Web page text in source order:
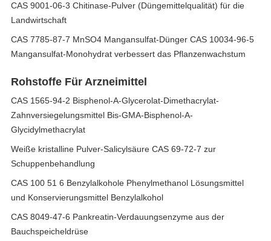
CAS 9001-06-3 Chitinase-Pulver (Düngemittelqualität) für die
Landwirtschaft
CAS 7785-87-7 MnSO4 Mangansulfat-Dünger CAS 10034-96-5
Mangansulfat-Monohydrat verbessert das Pflanzenwachstum
Rohstoffe Für Arzneimittel
CAS 1565-94-2 Bisphenol-A-Glycerolat-Dimethacrylat-
Zahnversiegelungsmittel Bis-GMA-Bisphenol-A-
Glycidylmethacrylat
Weiße kristalline Pulver-Salicylsäure CAS 69-72-7 zur
Schuppenbehandlung
CAS 100 51 6 Benzylalkohole Phenylmethanol Lösungsmittel
und Konservierungsmittel Benzylalkohol
CAS 8049-47-6 Pankreatin-Verdauungsenzyme aus der
Bauchspeicheldrüse